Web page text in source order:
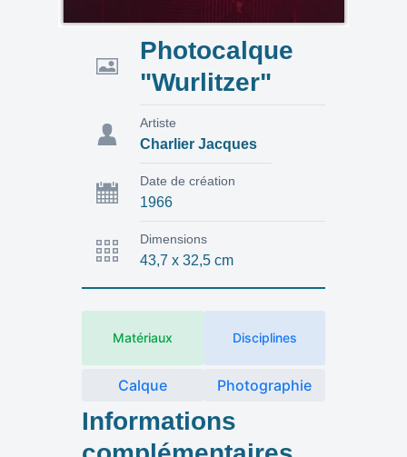
Photocalque
"Wurlitzer"
Charlier Jacques
Artiste
1966
Date de création
43,7 x 32,5 cm
Dimensions
Matériaux
Calque
Disciplines
Photographie
Informations